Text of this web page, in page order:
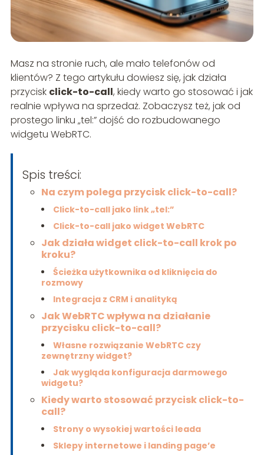
Masz na stronie ruch, ale mało telefonów od
klientów? Z tego artykułu dowiesz się, jak działa
przycisk click-to-call, kiedy warto go stosować i jak
realnie wpływa na sprzedaż. Zobaczysz też, jak od
prostego linku „tel:” dojść do rozbudowanego
widgetu WebRTC.
Spis treści:
Na czym polega przycisk click-to-call?
Click-to-call jako link „tel:”
Click-to-call jako widget WebRTC
Jak działa widget click-to-call krok po
kroku?
Ścieżka użytkownika od kliknięcia do
rozmowy
Integracja z CRM i analityką
Jak WebRTC wpływa na działanie
przycisku click-to-call?
Własne rozwiązanie WebRTC czy
zewnętrzny widget?
Jak wygląda konfiguracja darmowego
widgetu?
Kiedy warto stosować przycisk click-to-
call?
Strony o wysokiej wartości leada
Sklepy internetowe i landing page’e